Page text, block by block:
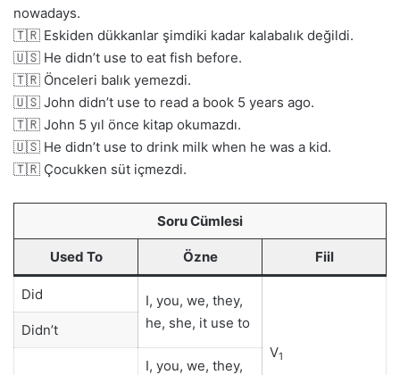
nowadays.
🇹🇷 Eskiden dükkanlar şimdiki kadar kalabalık değildi.
🇺🇸 He didn’t use to eat fish before.
🇹🇷 Önceleri balık yemezdi.
🇺🇸 John didn’t use to read a book 5 years ago.
🇹🇷 John 5 yıl önce kitap okumazdı.
🇺🇸 He didn’t use to drink milk when he was a kid.
🇹🇷 Çocukken süt içmezdi.
Soru Cümlesi
Used To Özne Fiil
Did
I, you, we, they,
he, she, it use to
V1
Didn’t
I, you, we, they,